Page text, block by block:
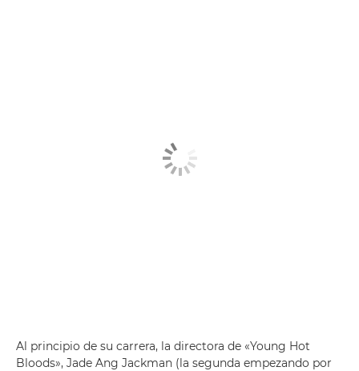
Al principio de su carrera, la directora de «Young Hot
Bloods», Jade Ang Jackman (la segunda empezando por